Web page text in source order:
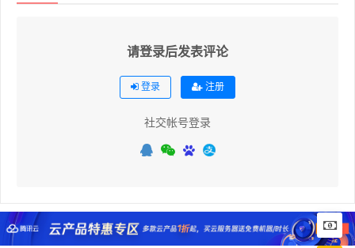
请登录后发表评论
登录 注册
社交帐号登录